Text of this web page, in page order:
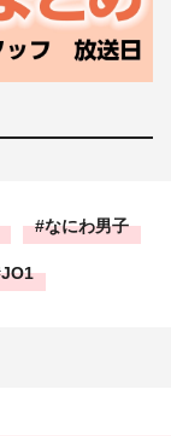
なにわ男子
JO1